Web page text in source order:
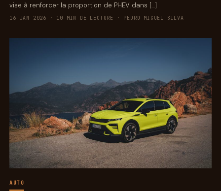
vise à renforcer la proportion de PHEV dans […]
16 JAN 2026 · 10 MIN DE LECTURE · PEDRO MIGUEL SILVA
AUTO